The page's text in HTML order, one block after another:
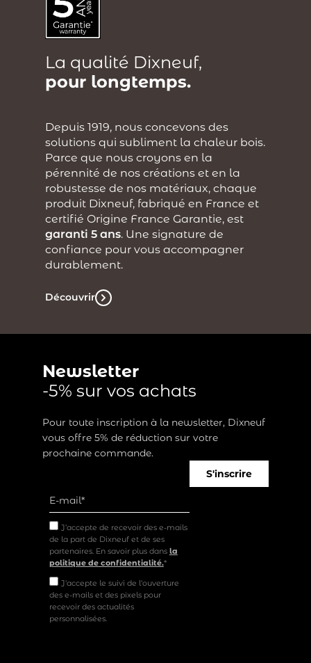
La qualité Dixneuf,
pour longtemps.
Depuis 1919, nous concevons des
solutions qui subliment la chaleur bois.
Parce que nous croyons en la
pérennité de nos créations et en la
robustesse de nos matériaux, chaque
produit Dixneuf, fabriqué en France et
certifié Origine France Garantie, est
garanti 5 ans. Une signature de
confiance pour vous accompagner
durablement.
Découvrir
Newsletter
-5% sur vos achats
Pour toute inscription à la newsletter, Dixneuf
vous offre 5% de réduction sur votre
prochaine commande.
J’accepte de recevoir des e-mails
de la part de Dixneuf et de ses
partenaires. En savoir plus dans la
politique de confidentialité.*
J'accepte le suivi de l'ouverture
des e-mails et des pixels pour
recevoir des actualités
personnalisées.
S'inscrire